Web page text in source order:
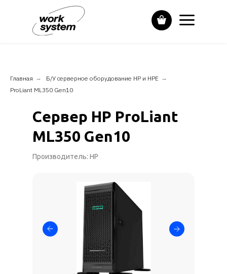
Главная → Б/У серверное оборудование HP и НPE →
ProLiant ML350 Gen10
Сервер HP ProLiant
ML350 Gen10
Производитель: HP